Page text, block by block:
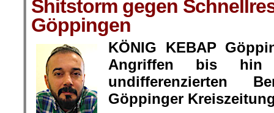
Shitstorm gegen
Göppingen
KÖNIG KEBAP
Angriffen bis hin
undifferenzierten
Göppinger